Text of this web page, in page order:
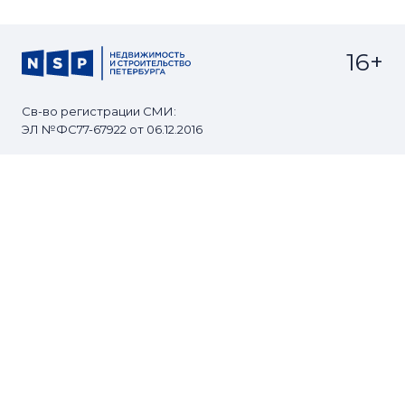
Св-во регистрации СМИ:
ЭЛ №ФС77-67922 от 06.12.2016
16+